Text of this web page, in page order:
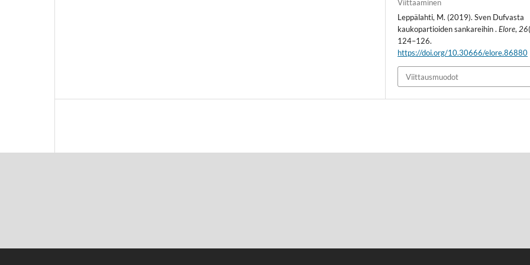
Viittaaminen
Leppälahti, M. (2019). Sven Dufvasta
kaukopartioiden sankareihin .Elore,26
124–126.
https://doi.org/10.30666/elore.86880
Viittausmuodot